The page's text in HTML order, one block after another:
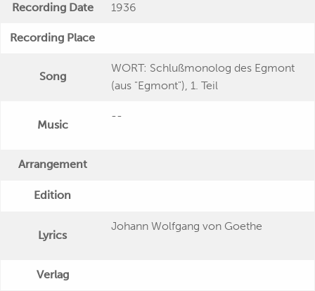
Recording Date 1936
Recording Place
Song
WORT: Schlußmonolog des Egmont
(aus "Egmont"), 1. Teil
Music
--
Arrangement
Edition
Lyrics
Johann Wolfgang von Goethe
Verlag